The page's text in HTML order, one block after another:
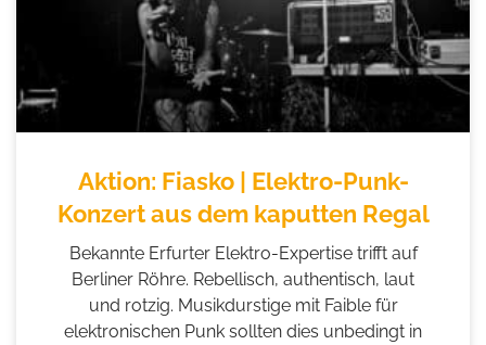
Aktion: Fiasko | Elektro-Punk-
Konzert aus dem kaputten Regal
Bekannte Erfurter Elektro-Expertise trifft auf
Berliner Röhre. Rebellisch, authentisch, laut
und rotzig. Musikdurstige mit Faible für
elektronischen Punk sollten dies unbedingt in